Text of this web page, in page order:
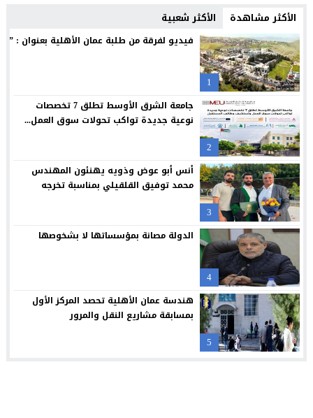
الرواد ضمن قائمة فوربس لأقوى الرؤساء التنفيذيين في الشرق
13:11 الجامعات الأردنية… استثمار في الإنسان وصناعة المستقبل
00:36 ذكرى تولي الشيخ زايد بن سلطان ال نهيان مقاليد الحكم في أبو
20:02 الإعلامي أحمد القاسم يشكر الفريق الطبي في مستشفى البشير
23:16 مركز جامعة الزيتونة الأردنية الصحي يعزز خدماته المجانية ويواصل
23:12 جامعة الزيتونة الأردنية تحتفل بتخريج الفوج الثلاثين من طلبتها
21:09 “العلوم التطبيقية” تحتضن “بالعربي – عمّان”.. ملتقى المبدعين
الأكثر مشاهدة الأكثر شعبية
1
فيديو لفرقة من طلبة عمان الأهلية بعنوان : ”
2
جامعة الشرق الأوسط تطلق 7 تخصصات
نوعية جديدة تواكب تحولات سوق العمل...
3
أنس أبو عوض وذويه يهنئون المهندس
محمد توفيق القلقيلي بمناسبة تخرجه
4
الدولة مصانة بمؤسساتها لا بشخوصها
5
هندسة عمان الأهلية تحصد المركز الأول
بمسابقة مشاريع النقل والمرور